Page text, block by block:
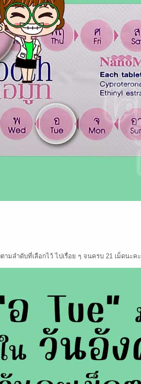
ามลำดับที่เลือกไว้ ไปเรื่อย ๆ จนครบ 21 เม็ดนะคะ